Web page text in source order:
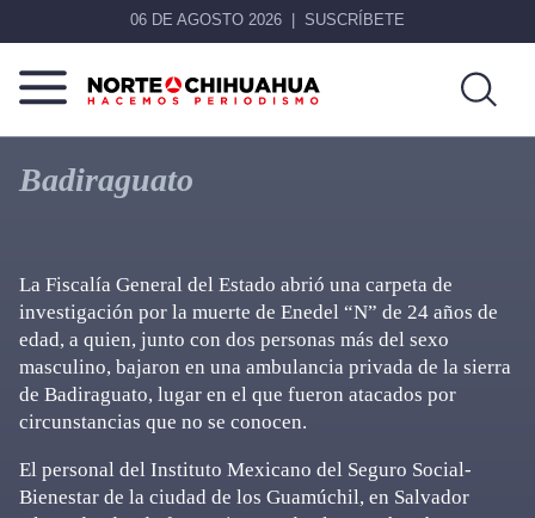
06 DE AGOSTO 2026 SUSCRÍBETE
Norte
Chihuahua
Más
que
noticias,
Badiraguato
La Fiscalía General del Estado abrió una carpeta de
investigación por la muerte de Enedel “N” de 24 años de
edad, a quien, junto con dos personas más del sexo
masculino, bajaron en una ambulancia privada de la sierra
de Badiraguato, lugar en el que fueron atacados por
circunstancias que no se conocen.
El personal del Instituto Mexicano del Seguro Social-
Bienestar de la ciudad de los Guamúchil, en Salvador